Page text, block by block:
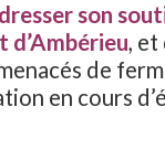
son
, et
de
en cours